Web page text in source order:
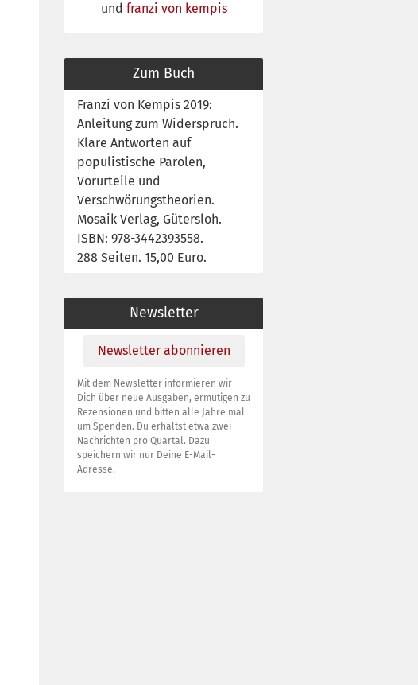
franzi von kempis
Zum Buch
Franzi von Kempis 2019:
Anleitung zum Widerspruch.
Klare Antworten auf
populistische Parolen,
Vorurteile und
Verschwörungstheorien.
Mosaik Verlag, Gütersloh.
ISBN: 978-3442393558.
288 Seiten. 15,00 Euro.
Newsletter
Newsletter abonnieren
Mit dem Newsletter informieren wir
Dich über neue Ausgaben, ermutigen zu
Rezensionen und bitten alle Jahre mal
um Spenden. Du erhältst etwa zwei
Nachrichten pro Quartal. Dazu
speichern wir nur Deine E-Mail-
Adresse.